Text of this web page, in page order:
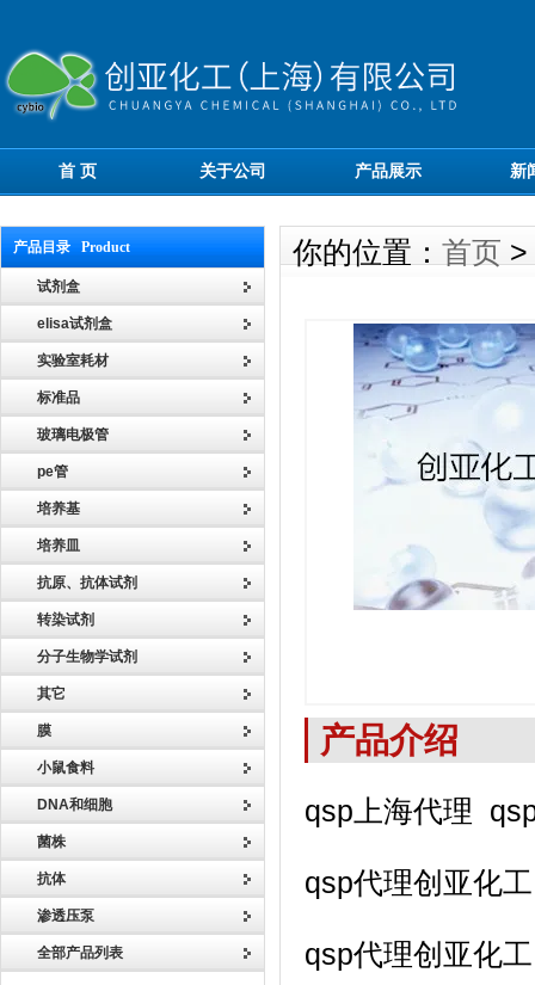
首 页 关于公司 产品展示 新
产品目录 Product
试剂盒
elisa试剂盒
实验室耗材
标准品
玻璃电极管
pe管
培养基
培养皿
抗原、抗体试剂
转染试剂
分子生物学试剂
其它
膜
小鼠食料
DNA和细胞
菌株
抗体
渗透压泵
全部产品列表
你的位置： 首页 >
产品介绍
qsp上海代理
qsp代理创亚化
qsp代理创亚化